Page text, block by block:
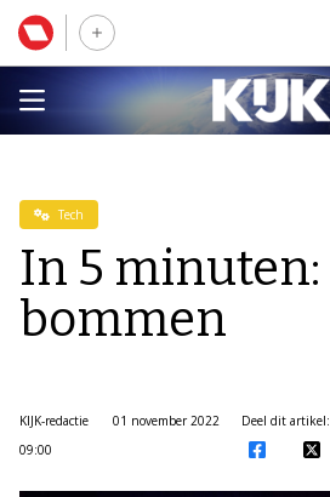
Tech
In 5 minuten:
bommen
KIJK-redactie
01 november 2022
09:00
Deel dit artikel: